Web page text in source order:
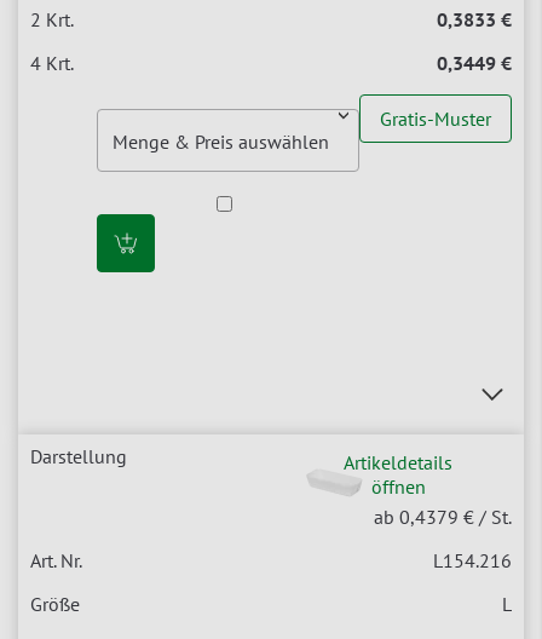
0,3833 €
0,3449 €
Gratis-Muster
Artikeldetails
öffnen
ab 0,4379 € / St.
L154.216
L